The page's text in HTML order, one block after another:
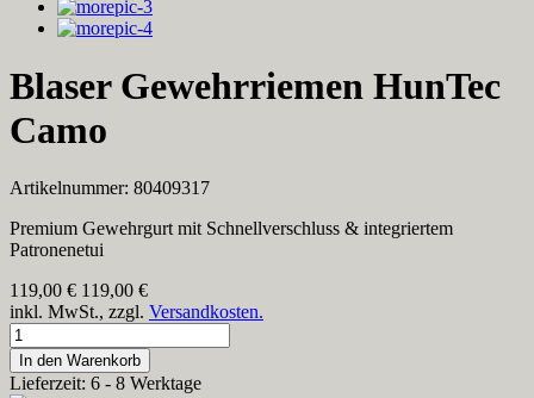
Blaser Gewehrriemen HunTec
Camo
Artikelnummer: 80409317
Premium Gewehrgurt mit Schnellverschluss & integriertem
Patronenetui
119,00 € 119,00 €
inkl. MwSt., zzgl. Versandkosten.
In den Warenkorb
Lieferzeit: 6 - 8 Werktage